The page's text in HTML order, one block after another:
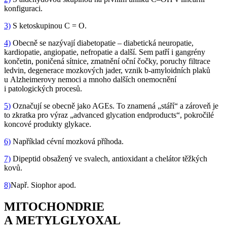
konfiguraci.
3) S ketoskupinou C = O.
4) Obecně se nazývají diabetopatie – diabetická neuropatie,
kardiopatie, angiopatie, nefropatie a další. Sem patří i gangrény
končetin, poničená sítnice, zmatnění oční čočky, poruchy filtrace
ledvin, degenerace mozkových jader, vznik b-amyloidních plaků
u Alzheimerovy nemoci a mnoho dalších onemocnění
i patologických procesů.
5) Označují se obecně jako AGEs. To znamená „stáří“ a zároveň je
to zkratka pro výraz „advanced glycation endproducts“, pokročilé
koncové produkty glykace.
6) Například cévní mozková příhoda.
7) Dipeptid obsažený ve svalech, antioxidant a chelátor těžkých
kovů.
8)Např. Siophor apod.
MITOCHONDRIE
A METYLGLYOXAL